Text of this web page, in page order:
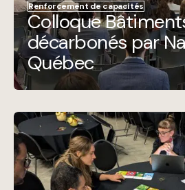
Renforcement de capacités
Colloque
décarbonés par
Québec